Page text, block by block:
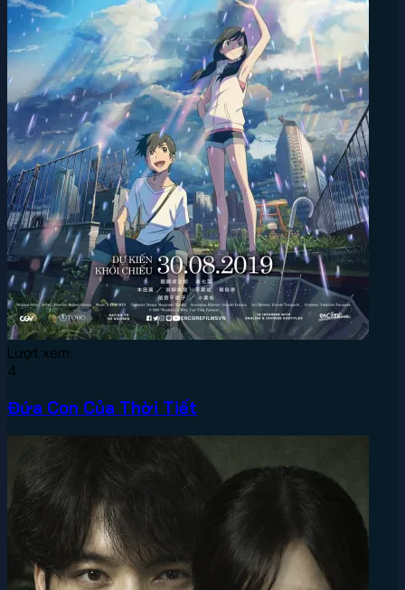
Lượt xem:
4
Đứa Con Của Thời Tiết